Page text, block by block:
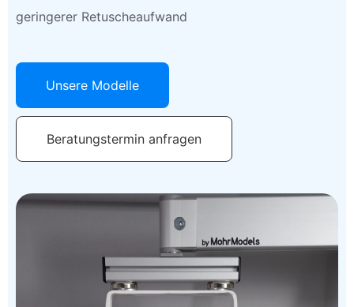
geringerer Retuscheaufwand
Unsere Modelle
Beratungstermin anfragen